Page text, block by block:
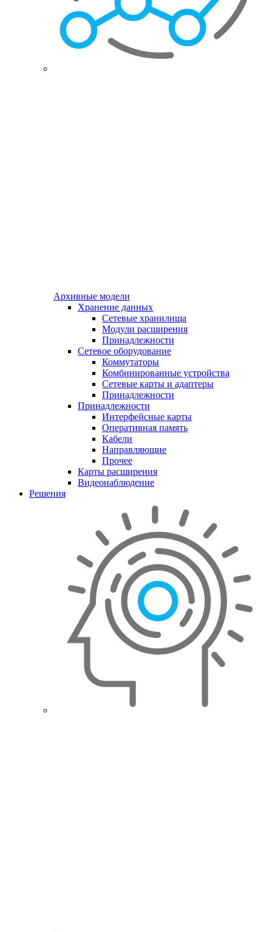
Архивные модели
Хранение данных
Сетевые хранилища
Модули расширения
Принадлежности
Сетевое оборудование
Коммутаторы
Комбинированные устройства
Сетевые карты и адаптеры
Принадлежности
Принадлежности
Интерфейсные карты
Оперативная память
Кабели
Направляющие
Прочее
Карты расширения
Видеонаблюдение
Решения